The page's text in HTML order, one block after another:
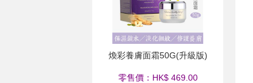
煥彩養膚面霜50G(升級版)
零售價：HK$ 469.00